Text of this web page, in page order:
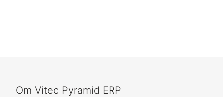
Om Vitec Pyramid ERP